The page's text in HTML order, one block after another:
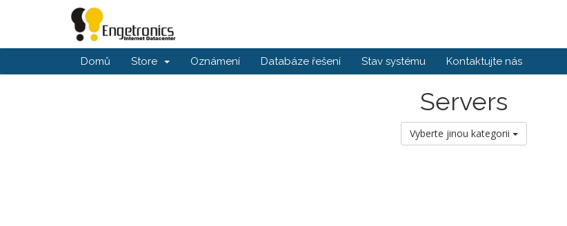
Domů Store Oznámení Databáze řešení Stav systému Kontaktujte nás
Servers
Vyberte jinou kategorii